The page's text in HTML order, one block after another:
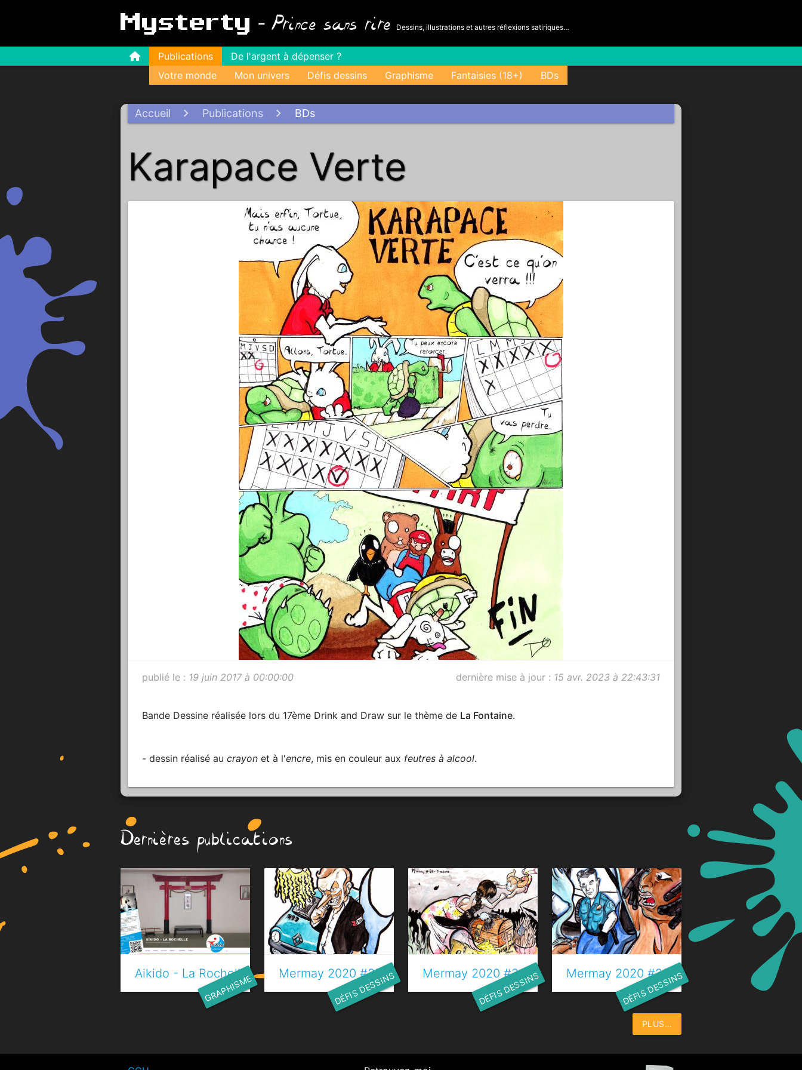
Mysterty - Prince sans rire Dessins, illustrations et autres réflexions satiriques…
Publications
Votre monde
Mon univers Défis dessins Graphisme Fantaisies (18+) BDs
De l'argent à dépenser ?
Accueil Publications BDs
Karapace Verte
publié le : 19 juin 2017 à 00:00:00 dernière mise à jour : 15 avr. 2023 à 22:43:31
Bande Dessine réalisée lors du 17ème Drink and Draw sur le thème de La Fontaine.
- dessin réalisé au crayonet à l'encre, mis en couleur aux feutres à alcool.
Dernières publications
Aikido - La Rochelle
GRAPHISME Mermay 2020 #25 - Requin
DÉFIS DESSINS Mermay 2020 #24 - Trésor
DÉFIS DESSINS Mermay 2020 #23 - Chant des sirènes
DÉFIS DESSINS
PLUS…